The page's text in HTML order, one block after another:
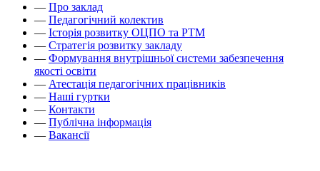
— Про заклад
— Педагогічний колектив
— Історія розвитку ОЦПО та РТМ
— Стратегія розвитку закладу
— Формування внутрішньої системи забезпечення
якості освіти
— Атестація педагогічних працівників
— Наші гуртки
— Контакти
— Публічна інформація
— Вакансії